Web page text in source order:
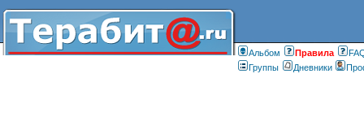
Альбом Правилa
Группы
Дневники